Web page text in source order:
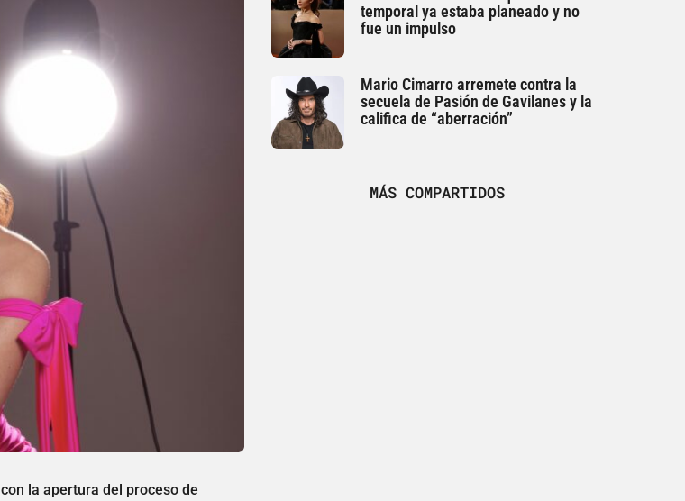
con la apertura del proceso de
temporal ya estaba planeado y no
fue un impulso
Mario Cimarro arremete contra la
secuela de Pasión de Gavilanes y la
califica de “aberración”
MÁS COMPARTIDOS